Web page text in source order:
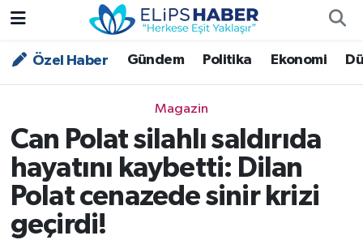
Özel Haber Gündem Politika Ekonomi
Magazin
Can Polat silahlı saldırıda
hayatını kaybetti: Dilan
Polat cenazede sinir krizi
geçirdi!
Özel Haber
Asayiş
Bilim - Teknoloji
Çevre - İklim
Nöbetçi Eczaneler
Trafik Durumu
Süper Lig Puan Durumu ve Fikstür
Tüm Manşetler